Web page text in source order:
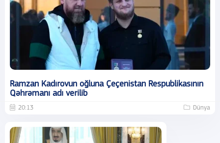
Ramzan Kadırovun oğluna Çeçenistan Respublikasının
Qəhrəmanı adı verilib
20:13 Dünya